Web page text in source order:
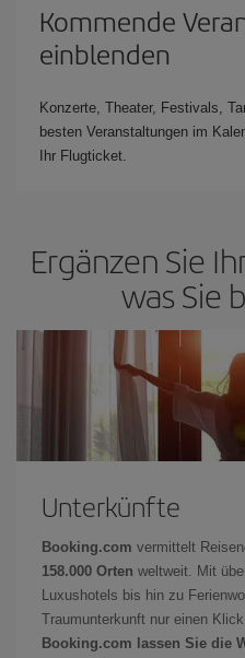
Kommende
einblenden
Konzerte, Theater, Festivals,
besten Veranstaltungen im
Ihr Flugticket.
Ergänzen Sie
was Sie
Unterkünfte
Booking.com vermittelt
158.000 Orten weltweit. Mit
Luxushotels bis hin zu
Traumunterkunft nur einen Klick
Booking.com lassen Sie die